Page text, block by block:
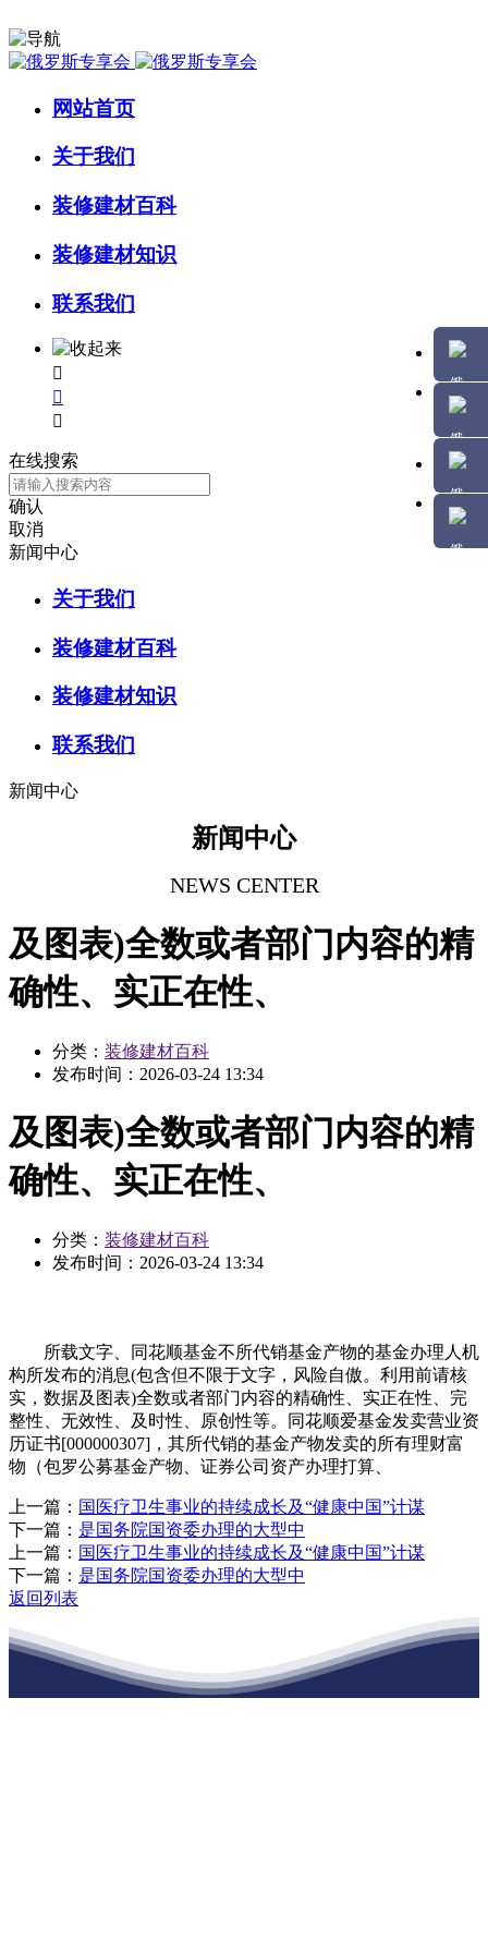
网站首页
关于我们
装修建材百科
装修建材知识
联系我们



在线搜索
确认
取消
新闻中心
关于我们
装修建材百科
装修建材知识
联系我们
新闻中心
新闻中心
NEWS CENTER
及图表)全数或者部门内容的精
确性、实正在性、
分类： 装修建材百科
发布时间： 2026-03-24 13:34
及图表)全数或者部门内容的精
确性、实正在性、
分类： 装修建材百科
发布时间： 2026-03-24 13:34
所载文字、同花顺基金不所代销基金产物的基金办理人机
构所发布的消息(包含但不限于文字，风险自傲。利用前请核
实，数据及图表)全数或者部门内容的精确性、实正在性、完
整性、无效性、及时性、原创性等。同花顺爱基金发卖营业资
历证书[000000307]，其所代销的基金产物发卖的所有理财富
物（包罗公募基金产物、证券公司资产办理打算、
上一篇： 国医疗卫生事业的持续成长及“健康中国”计谋
下一篇： 是国务院国资委办理的大型中
上一篇： 国医疗卫生事业的持续成长及“健康中国”计谋
下一篇： 是国务院国资委办理的大型中
返回列表